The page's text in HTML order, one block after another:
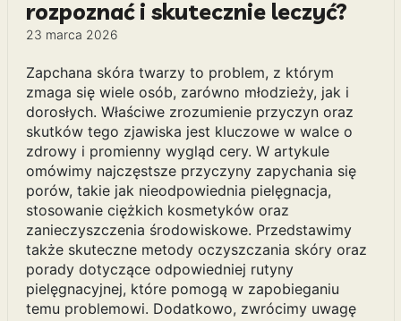
rozpoznać i skutecznie leczyć?
23 marca 2026
Zapchana skóra twarzy to problem, z którym
zmaga się wiele osób, zarówno młodzieży, jak i
dorosłych. Właściwe zrozumienie przyczyn oraz
skutków tego zjawiska jest kluczowe w walce o
zdrowy i promienny wygląd cery. W artykule
omówimy najczęstsze przyczyny zapychania się
porów, takie jak nieodpowiednia pielęgnacja,
stosowanie ciężkich kosmetyków oraz
zanieczyszczenia środowiskowe. Przedstawimy
także skuteczne metody oczyszczania skóry oraz
porady dotyczące odpowiedniej rutyny
pielęgnacyjnej, które pomogą w zapobieganiu
temu problemowi. Dodatkowo, zwrócimy uwagę